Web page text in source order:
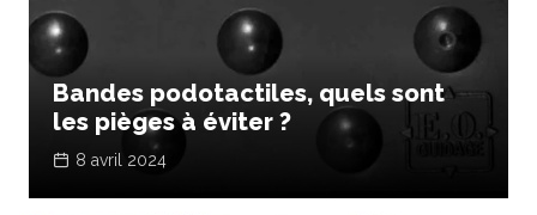
Bandes podotactiles, quels sont
les pièges à éviter ?
8 avril 2024